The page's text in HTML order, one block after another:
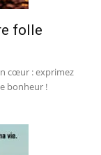
folle
cœur : exprimez
bonheur !